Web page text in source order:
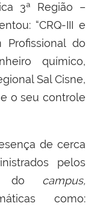
3ª Região –
“CRQ-III e
do
químico,
Sal Cisne,
o seu controle
de cerca
pelos
do campus,
como: